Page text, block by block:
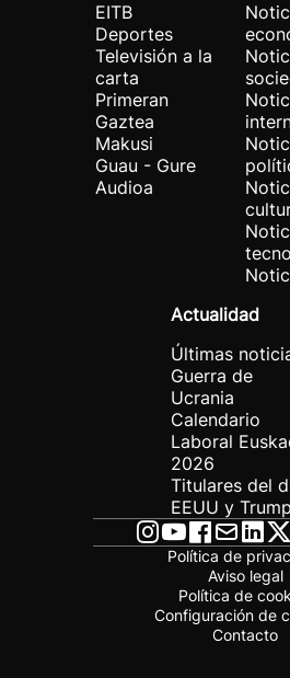
EITB
Deportes
Televisión a la
carta
Primeran
Gaztea
Makusi
Guau - Gure
Audioa
Actualidad
Últimas
Guerra de
Ucrania
Calendario
Laboral
2026
Titulares del
EEUU y Trump
Política de
Aviso legal
Política de
Configuración de
Contacto